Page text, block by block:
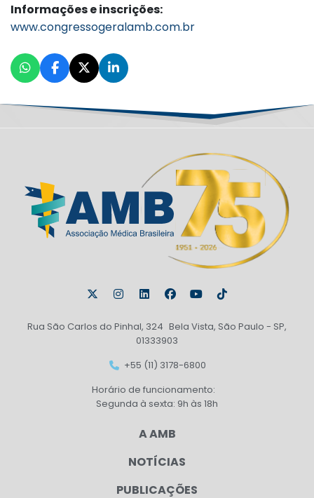
Informações e inscrições:
www.congressogeralamb.com.br
Rua São Carlos do Pinhal, 324 Bela Vista, São Paulo - SP,
01333903
+55 (11) 3178-6800
Horário de funcionamento:
Segunda à sexta: 9h às 18h
A AMB
NOTÍCIAS
PUBLICAÇÕES